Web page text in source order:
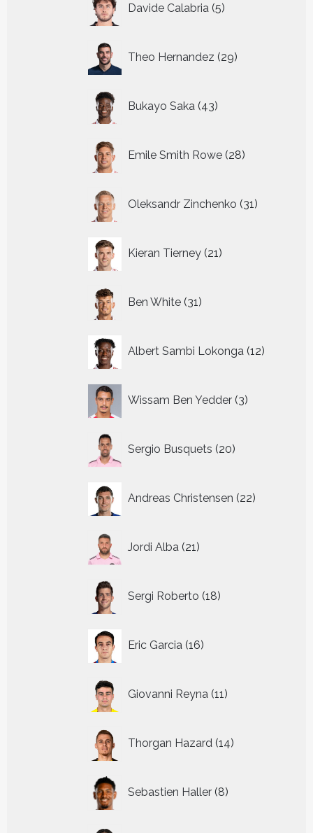
Davide Calabria 5
producten
Theo Hernandez 29
producten
Bukayo Saka 43
producten
Emile Smith Rowe 28
producten
Oleksandr Zinchenko 31
producten
Kieran Tierney 21
producten
Ben White 31
producten
Albert Sambi Lokonga 12
Wissam Ben Yedder 3
producten
Sergio Busquets 20
producten
Andreas Christensen 22
producten
Jordi Alba 21
producten
Sergi Roberto 18
producten
Eric Garcia 16
producten
Giovanni Reyna 11
producten
Thorgan Hazard 14
producten
Sebastien Haller 8
producten